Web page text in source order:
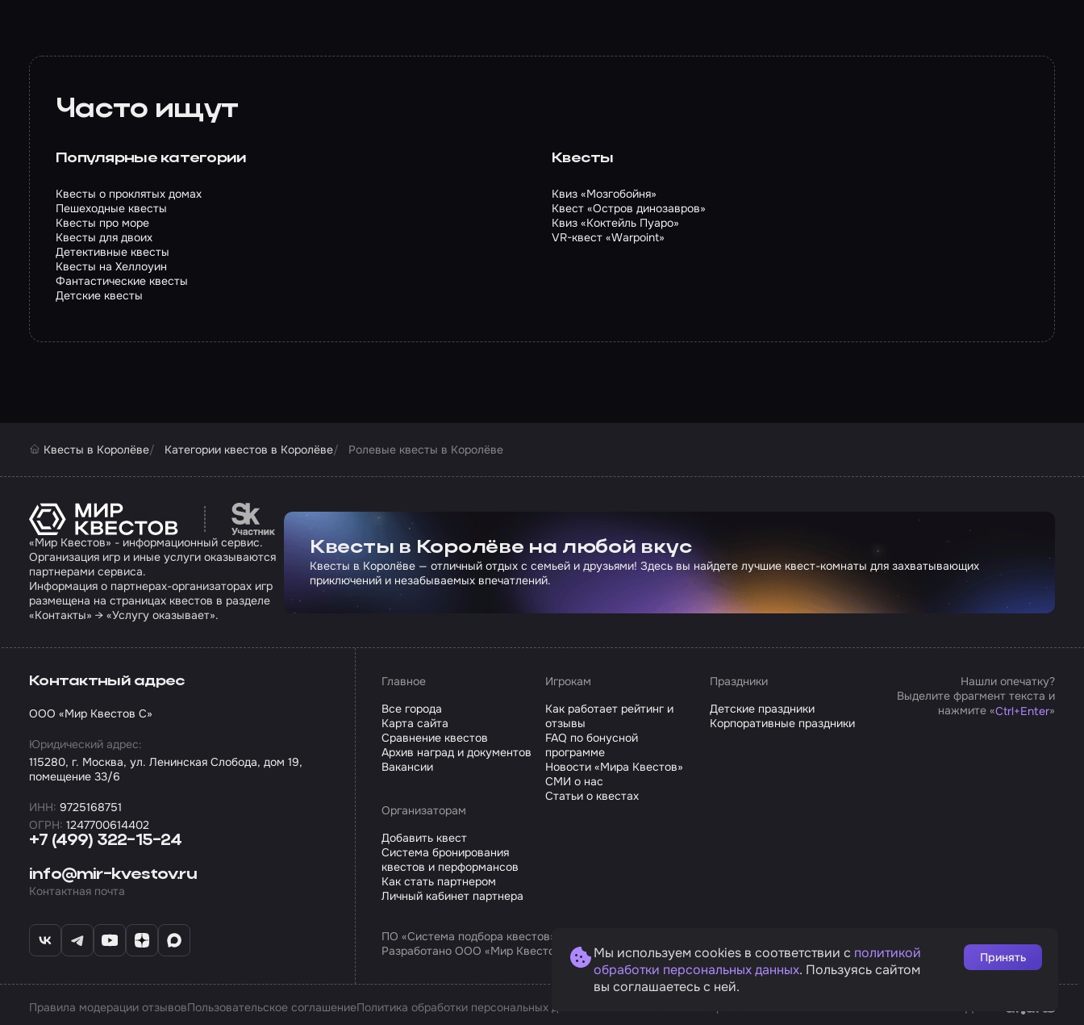
Часто ищут
Популярные категории
Квесты о проклятых домах
Пешеходные квесты
Квесты про море
Квесты для двоих
Детективные квесты
Квесты на Хеллоуин
Фантастические квесты
Детские квесты
Квесты
Квиз «Мозгобойня»
Квест «Остров динозавров»
Квиз «Коктейль Пуаро»
VR-квест «Warpoint»
Квесты в Королёве Категории квестов в Королёве Ролевые квесты в Королёве
Перейти на сайт партнера Сколково
«Мир Квестов» - информационный сервис.
Организация игр и иные услуги оказываются
партнерами сервиса.
Информация о партнерах-организаторах игр
размещена на страницах квестов в разделе
«Контакты» → «Услугу оказывает».
Квесты в Королёве на любой вкус
Квесты в Королёве — отличный отдых с семьей и друзьями! Здесь вы найдете лучшие квест-комнаты для захватывающих
приключений и незабываемых впечатлений.
+7 (499) 322-15-24
info@mir-kvestov.ru
Контактная почта
Контактный адрес
ООО «Мир Квестов С»
Юридический адрес:
115280, г. Москва, ул. Ленинская Слобода, дом 19,
помещение 33/6
ИНН: 9725168751
ОГРН: 1247700614402
Главное
Все города
Карта сайта
Сравнение квестов
Архив наград и документов
Вакансии
Игрокам
Как работает рейтинг и
отзывы
FAQ по бонусной
программе
Новости «Мира Квестов»
СМИ о нас
Статьи о квестах
Праздники
Детские праздники
Корпоративные праздники
Организаторам
Добавить квест
Система бронирования
квестов и перформансов
Как стать партнером
Личный кабинет партнера
Нашли опечатку?
Выделите фрагмент текста и
нажмите «Ctrl+Enter»
ПО «Система подбора квестов»
Разработано ООО «Мир Квестов С», ИНН 9725168751
Правила модерации отзывовПользовательское соглашениеПолитика обработки персональных данных
Мы используем cookies в соответствии с политикой
обработки персональных данных. Пользуясь сайтом
вы соглашаетесь с ней.
Принять